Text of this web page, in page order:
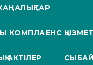
КОМПЛАЕНС
АКТІЛЕР